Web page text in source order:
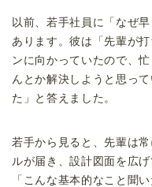
以前、若手社員に「なぜ
あります。彼は「先輩が
ンに向かっていたので、
んとか解決しようと思っ
た」と答えました。
若手から見ると、先輩は
ルが届き、設計図面を広
「こんな基本的なこと聞